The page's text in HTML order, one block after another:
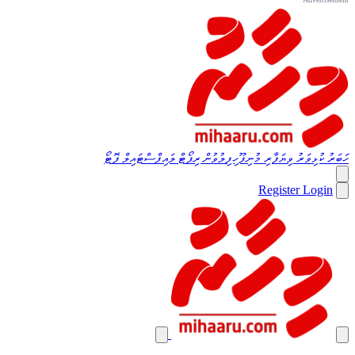
ހަބަރުކުޅިވަރު ވިޔަފާރި މުނިފޫހިފިލުވުންރިޕޯޓް ލައިފްސްޓައިލް ފޮޓޯ
RegisterLogin